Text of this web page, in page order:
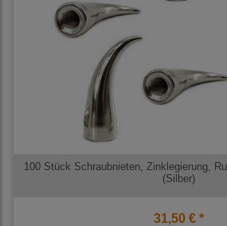
100 Stück Schraubnieten, Zinklegierung,
(Silber)
31,50 € *